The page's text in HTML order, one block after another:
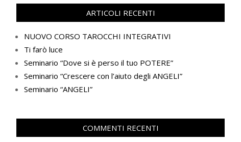
ARTICOLI RECENTI
NUOVO CORSO TAROCCHI INTEGRATIVI
Ti farò luce
Seminario “Dove si è perso il tuo POTERE”
Seminario “Crescere con l’aiuto degli ANGELI”
Seminario “ANGELI”
COMMENTI RECENTI